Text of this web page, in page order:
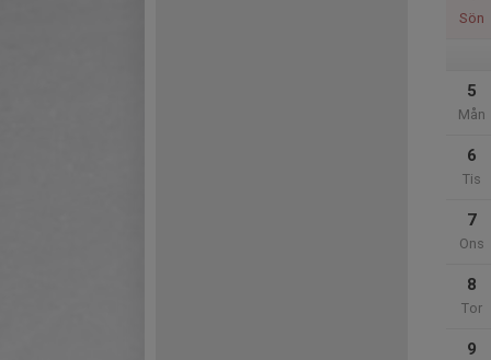
Sön
5
Mån
6
Tis
7
Ons
8
Tor
9